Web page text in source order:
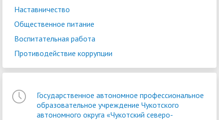
Наставничество
Общественное питание
Воспитательная работа
Противодействие коррупции
Государственное автономное профессиональное
образовательное учреждение Чукотского
автономного округа «Чукотский северо-